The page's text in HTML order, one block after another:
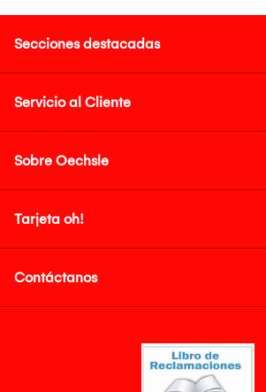
Secciones destacadas
Servicio al Cliente
Sobre Oechsle
Tarjeta oh!
Contáctanos